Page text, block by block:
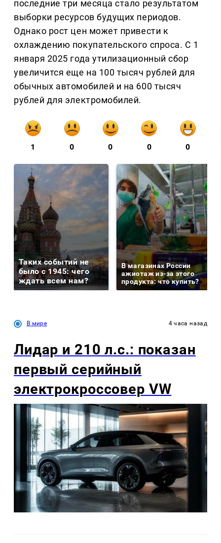
последние три месяца стало результатом
выборки ресурсов будущих периодов.
Однако рост цен может привести к
охлаждению покупательского спроса. С 1
января 2025 года утилизационный сбор
увеличится еще на 100 тысяч рублей для
обычных автомобилей и на 600 тысяч
рублей для электромобилей.
1 0 0 0 0
Таких событий не
было с 1945: чего
ждать всем нам?
В магазинах России
ажиотаж из-за этого
продукта: что купить?
В мире 4 часа назад
Лидар и 210 л.с.: показан
первый серийный
электрокроссовер VW